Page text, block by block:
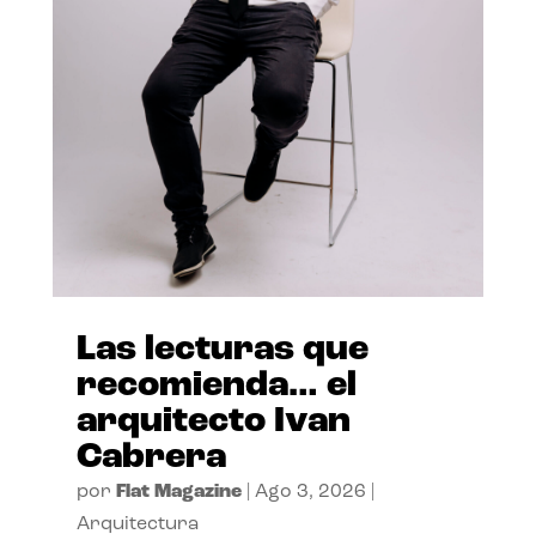
Las lecturas que
recomienda… el
arquitecto Ivan
Cabrera
por Flat Magazine| Ago 3, 2026
Arquitectura